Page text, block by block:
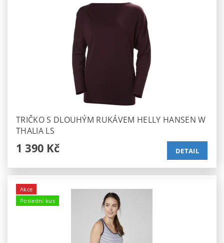
TRIČKO S DLOUHÝM RUKÁVEM HELLY HANSEN W
THALIA LS
1 390 Kč DETAIL
Akce
Poslední kus